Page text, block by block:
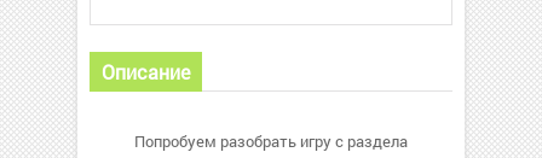
Описание
Попробуем разобрать игру с раздела